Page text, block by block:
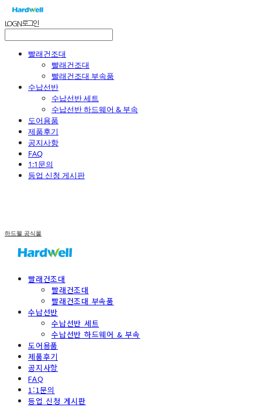
LOG IN로그인
빨래건조대
빨래건조대
빨래건조대 부속품
수납선반
수납선반 세트
수납선반 하드웨어 & 부속
도어용품
제품후기
공지사항
FAQ
1:1문의
등업 신청 게시판
하드웰 공식몰
빨래건조대
빨래건조대
빨래건조대 부속품
수납선반
수납선반 세트
수납선반 하드웨어 & 부속
도어용품
제품후기
공지사항
FAQ
1:1문의
등업 신청 게시판